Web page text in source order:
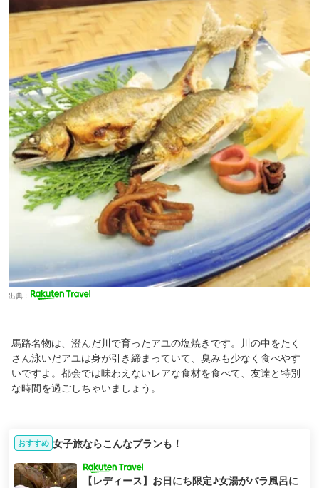
出典：
馬路名物は、澄んだ川で育ったアユの塩焼きです。川の中をたく
さん泳いだアユは身が引き締まっていて、臭みも少なく食べやす
いですよ。都会では味わえないレアな食材を食べて、友達と特別
な時間を過ごしちゃいましょう。
おすすめ 女子旅ならこんなプランも！
【レディース】お日にち限定♪女湯がバラ風呂に